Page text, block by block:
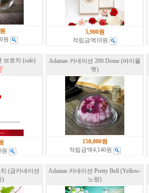
원
5,900원
적립금액10원
브로치 (sale)
Adamas 카네이션 200 Dome (바이올
렛)
158,000원
적립금액4,140원
(금카네이션
)
Adamas 카네이션 Pretty Bell (Yellow-
노랑)